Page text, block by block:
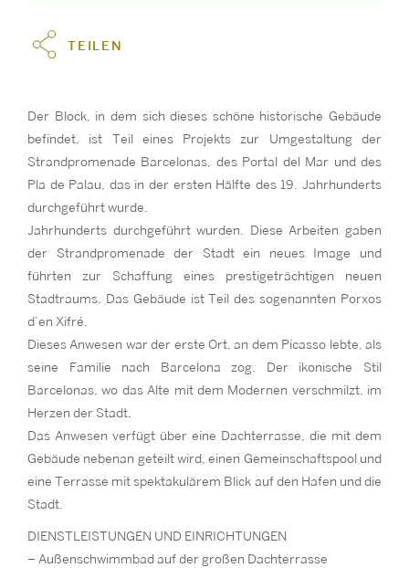
TEILEN
Der Block, in dem sich dieses schöne historische Gebäude
befindet, ist Teil eines Projekts zur Umgestaltung der
Strandpromenade Barcelonas, des Portal del Mar und des
Pla de Palau, das in der ersten Hälfte des 19. Jahrhunderts
durchgeführt wurde.
Jahrhunderts durchgeführt wurden. Diese Arbeiten gaben
der Strandpromenade der Stadt ein neues Image und
führten zur Schaffung eines prestigeträchtigen neuen
Stadtraums. Das Gebäude ist Teil des sogenannten Porxos
d’en Xifré.
Dieses Anwesen war der erste Ort, an dem Picasso lebte, als
seine Familie nach Barcelona zog. Der ikonische Stil
Barcelonas, wo das Alte mit dem Modernen verschmilzt, im
Herzen der Stadt.
Das Anwesen verfügt über eine Dachterrasse, die mit dem
Gebäude nebenan geteilt wird, einen Gemeinschaftspool und
eine Terrasse mit spektakulärem Blick auf den Hafen und die
Stadt.
DIENSTLEISTUNGEN UND EINRICHTUNGEN
– Außenschwimmbad auf der großen Dachterrasse